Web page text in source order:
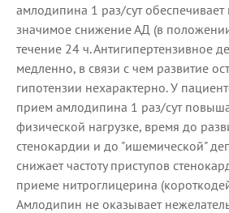
амлодипина 1 раз/сут обеспечивает
значимое снижение АД (в
течение 24 ч. Антигипертензивное
медленно, в связи с чем развитие
гипотензии нехарактерно. У
прием амлодипина 1 раз/сут
физической нагрузке, время до
стенокардии и до "ишемической"
снижает частоту приступов
приеме нитроглицерина
Амлодипин не оказывает